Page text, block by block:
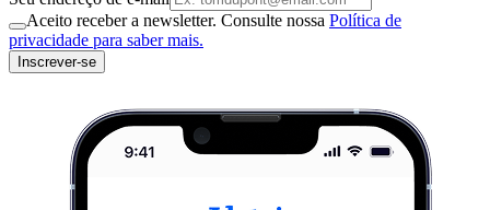
Aceito receber a newsletter. Consulte nossa Política de
privacidade para saber mais.
Inscrever-se